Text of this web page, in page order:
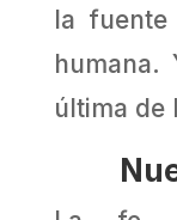
la fuente
humana.
última de